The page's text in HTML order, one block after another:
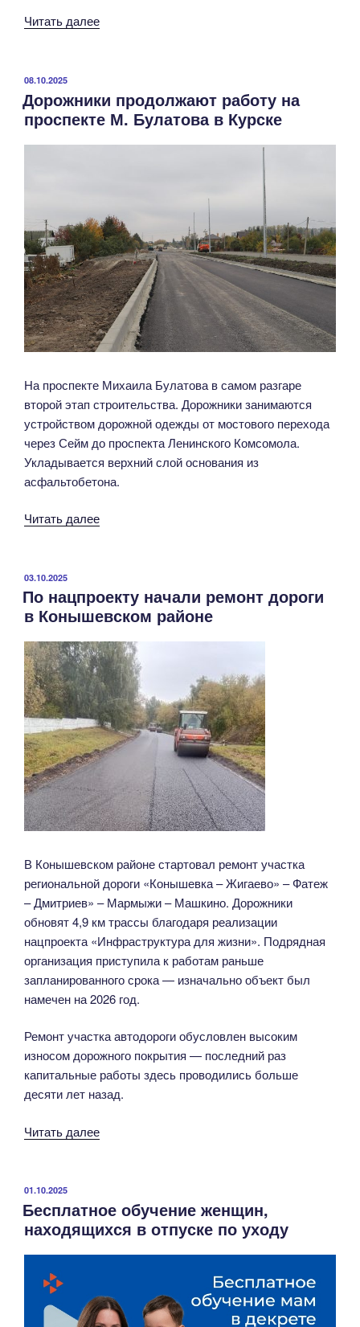
Читать далее«В
области
завершили
Москва-
Тула-
Орел-
Курск-
Белгород-
граница
с
Украиной»
ОПУБЛИКОВАНО
08.10.2025
Дорожники продолжают работу на
проспекте М. Булатова в Курске
На проспекте Михаила Булатова в самом разгаре
второй этап строительства. Дорожники занимаются
устройством дорожной одежды от мостового перехода
через Сейм до проспекта Ленинского Комсомола.
Укладывается верхний слой основания из
асфальтобетона.
Читать далее«Дорожники
проспекте
М.
в
Курске»
ОПУБЛИКОВАНО
03.10.2025
По нацпроекту начали ремонт дороги
в Конышевском районе
В Конышевском районе стартовал ремонт участка
региональной дороги «Конышевка – Жигаево» – Фатеж
– Дмитриев» – Мармыжи – Машкино. Дорожники
обновят 4,9 км трассы благодаря реализации
нацпроекта «Инфраструктура для жизни». Подрядная
организация приступила к работам раньше
запланированного срока — изначально объект был
намечен на 2026 год.
Ремонт участка автодороги обусловлен высоким
износом дорожного покрытия — последний раз
капитальные работы здесь проводились больше
десяти лет назад.
Читать далее«По
дороги
в
ОПУБЛИКОВАНО
01.10.2025
Бесплатное обучение женщин,
находящихся в отпуске по уходу